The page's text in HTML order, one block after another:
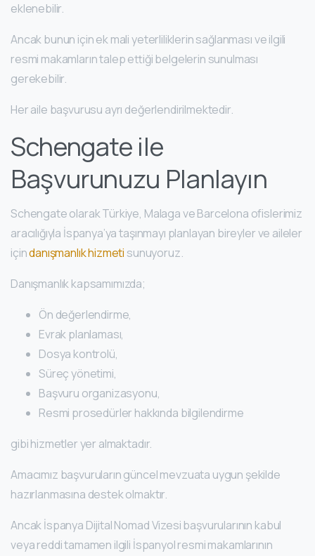
eklenebilir.
Ancak bunun için ek mali yeterliliklerin sağlanması ve ilgili
resmi makamların talep ettiği belgelerin sunulması
gerekebilir.
Her aile başvurusu ayrı değerlendirilmektedir.
Schengate ile
Başvurunuzu Planlayın
Schengate olarak Türkiye, Malaga ve Barcelona ofislerimiz
aracılığıyla İspanya’ya taşınmayı planlayan bireyler ve aileler
içindanışmanlık hizmeti sunuyoruz.
Danışmanlık kapsamımızda;
Ön değerlendirme,
Evrak planlaması,
Dosya kontrolü,
Süreç yönetimi,
Başvuru organizasyonu,
Resmi prosedürler hakkında bilgilendirme
gibi hizmetler yer almaktadır.
Amacımız başvuruların güncel mevzuata uygun şekilde
hazırlanmasına destek olmaktır.
Ancak İspanya Dijital Nomad Vizesi başvurularının kabul
veya reddi tamamen ilgili İspanyol resmi makamlarının